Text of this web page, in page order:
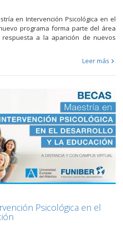
en Intervención Psicológica en el
programa forma parte del área
a la aparición de nuevos
Leer más
Psicológica en el